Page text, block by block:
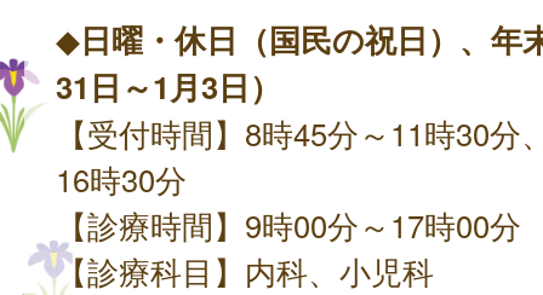
◆日曜・休日（国民の祝日）、年
31日～1月3日）
【受付時間】8時45分～11時30分
16時30分
【診療時間】9時00分～17時00分
【診療科目】内科、小児科